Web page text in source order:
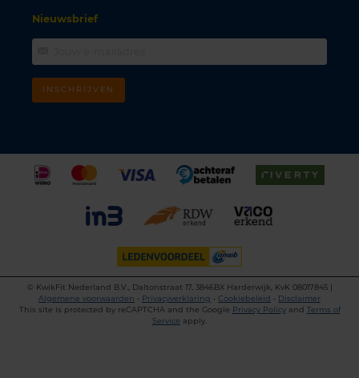
Nieuwsbrief
INSCHRIJVEN
©
KwikFit Nederland B.V., Daltonstraat 17, 3846BX Harderwijk, KvK 08017845 |
Algemene voorwaarden • Privacyverklaring • Cookiebeleid • Disclaimer
This site is protected by reCAPTCHA and the Google Privacy Policyand Terms of
Service apply.